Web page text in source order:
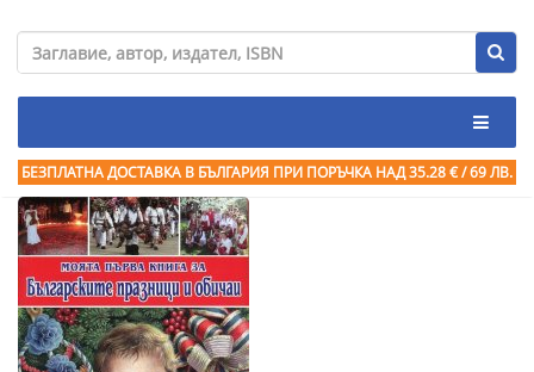
БЕЗПЛАТНА ДОСТАВКА В БЪЛГАРИЯ ПРИ ПОРЪЧКА НАД 35.28 € / 69 ЛВ.